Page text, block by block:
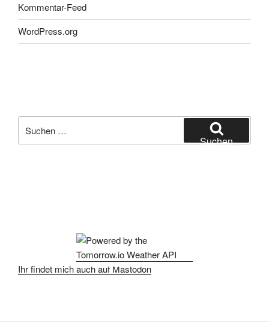
Kommentar-Feed
WordPress.org
nach:
Suchen
Ihr findet mich auch auf Mastodon